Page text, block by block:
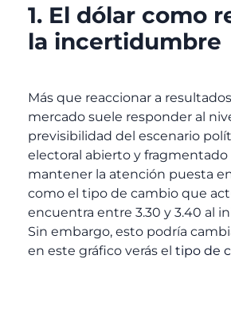
1. El dólar como
la incertidumbre
Más que reaccionar a
mercado suele responder al
previsibilidad del escenario
electoral abierto y fragmentado
mantener la atención puesta
como el tipo de cambio que
encuentra entre 3.30 y 3.40 al
Sin embargo, esto podría
en este gráfico verás el tipo de